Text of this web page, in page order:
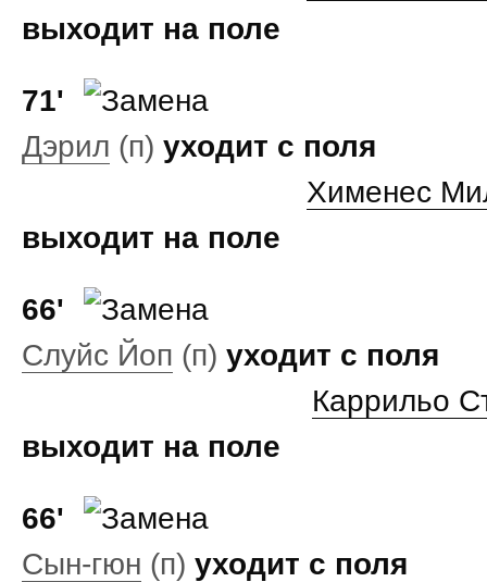
выходит на поле
71'
Дэрил (п) уходит с поля
Хименес
выходит на поле
66'
Слуйс Йоп (п) уходит с поля
Каррильо
выходит на поле
66'
Сын‑гюн (п) уходит с поля